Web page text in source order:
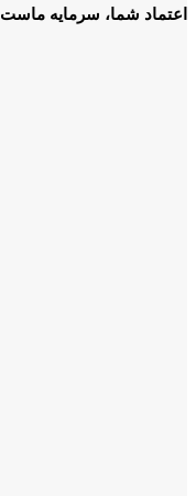
اعتماد شما، سرمایه ماست